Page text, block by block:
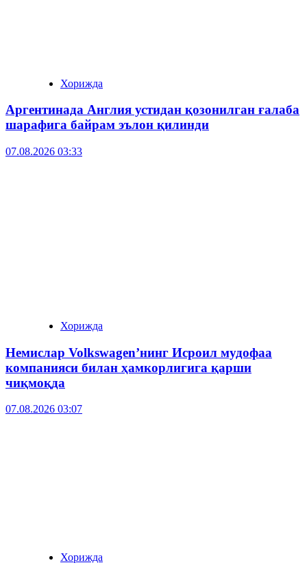
Хорижда
Аргентинада Англия устидан қозонилган ғалаба
шарафига байрам эълон қилинди
07.08.2026 03:33
Хорижда
Немислар Volkswagen’нинг Исроил мудофаа
компанияси билан ҳамкорлигига қарши
чиқмоқда
07.08.2026 03:07
Хорижда